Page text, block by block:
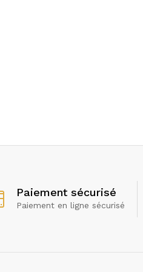
Paiement sécurisé
Paiement en ligne sécurisé